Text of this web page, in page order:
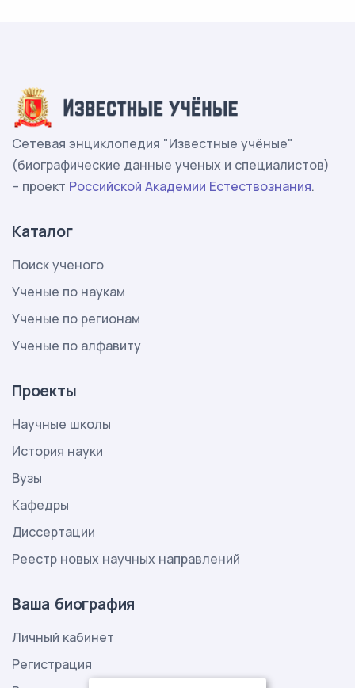
Сетевая энциклопедия "Известные учёные"
(биографические данные ученых и специалистов)
– проект Российской Академии Естествознания.
Каталог
Поиск ученого
Ученые по наукам
Ученые по регионам
Ученые по алфавиту
Проекты
Научные школы
История науки
Вузы
Кафедры
Диссертации
Реестр новых научных направлений
Ваша биография
Личный кабинет
Регистрация